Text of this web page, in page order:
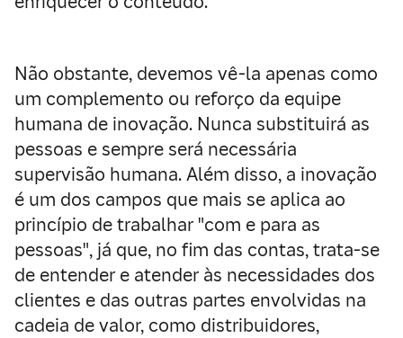
Não obstante, devemos vê-la apenas como
um complemento ou reforço da equipe
humana de inovação. Nunca substituirá as
pessoas e sempre será necessária
supervisão humana. Além disso, a inovação
é um dos campos que mais se aplica ao
princípio de trabalhar "com e para as
pessoas", já que, no fim das contas, trata-se
de entender e atender às necessidades dos
clientes e das outras partes envolvidas na
cadeia de valor, como distribuidores,